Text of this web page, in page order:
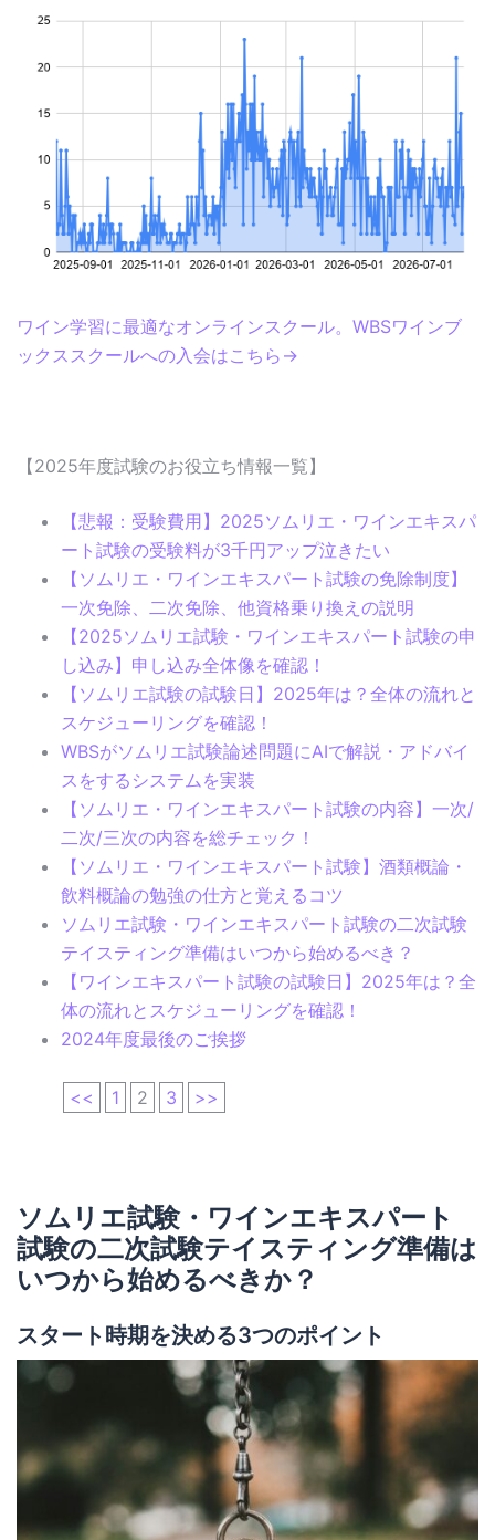
ワイン学習に最適なオンラインスクール。WBSワインブ
ックススクールへの入会はこちら→
【2025年度試験のお役立ち情報一覧】
【悲報：受験費用】2025ソムリエ・ワインエキスパ
ート試験の受験料が3千円アップ泣きたい
【ソムリエ・ワインエキスパート試験の免除制度】
一次免除、二次免除、他資格乗り換えの説明
【2025ソムリエ試験・ワインエキスパート試験の申
し込み】申し込み全体像を確認！
【ソムリエ試験の試験日】2025年は？全体の流れと
スケジューリングを確認！
WBSがソムリエ試験論述問題にAIで解説・アドバイ
スをするシステムを実装
【ソムリエ・ワインエキスパート試験の内容】一次/
二次/三次の内容を総チェック！
【ソムリエ・ワインエキスパート試験】酒類概論・
飲料概論の勉強の仕方と覚えるコツ
ソムリエ試験・ワインエキスパート試験の二次試験
テイスティング準備はいつから始めるべき？
【ワインエキスパート試験の試験日】2025年は？全
体の流れとスケジューリングを確認！
2024年度最後のご挨拶
<< 1 2 3 >>
ソムリエ試験・ワインエキスパート
試験の二次試験テイスティング準備は
いつから始めるべきか？
スタート時期を決める3つのポイント